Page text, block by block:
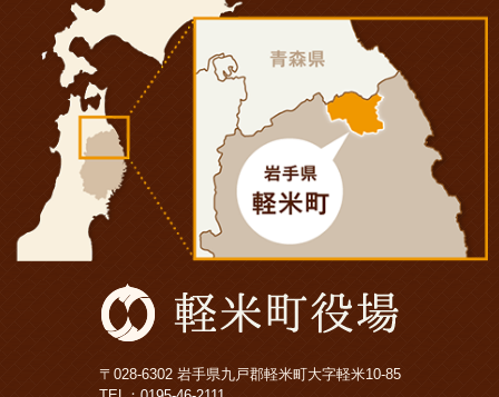
〒028-6302 岩手県九戸郡軽米町大字軽米10-85